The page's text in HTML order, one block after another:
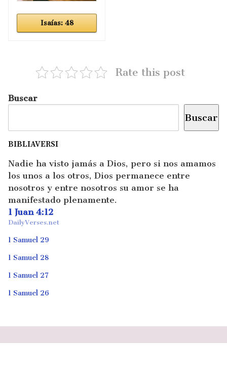
Isaías: 48
Rate this post
Buscar
Buscar
BIBLIAVERSI
Nadie ha visto jamás a Dios, pero si nos amamos
los unos a los otros, Dios permanece entre
nosotros y entre nosotros su amor se ha
manifestado plenamente.
1 Juan 4:12
DailyVerses.net
1 Samuel 29
1 Samuel 28
1 Samuel 27
1 Samuel 26